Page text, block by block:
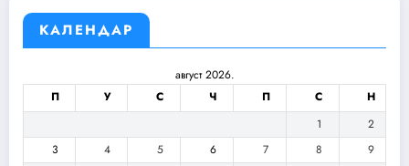
КАЛЕНДАР
август 2026.
П
У С Ч П С
Н
1
2
3
4 5 6 7 8
9